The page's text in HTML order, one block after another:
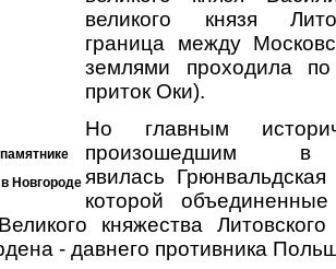
в Новгороде
великого князя
граница между
землями проходила
приток Оки).
Но главным
произошедшим
явилась
которой
княжества
- давнего противника